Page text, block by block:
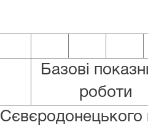
Базові
роботи
Сєвєродонецького